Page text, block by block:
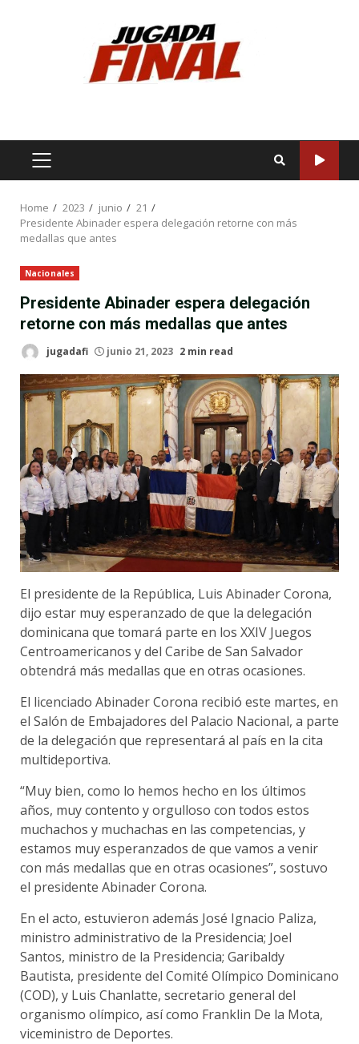
PRIMARY
Home 2023 junio
21
Presidente Abinader espera delegación retorne con más
medallas que antes
Nacionales
Presidente Abinader espera delegación
retorne con más medallas que antes
jugadafi junio 21, 2023 2 min read
El presidente de la República, Luis Abinader Corona,
dijo estar muy esperanzado de que la delegación
dominicana que tomará parte en los XXIV Juegos
Centroamericanos y del Caribe de San Salvador
obtendrá más medallas que en otras ocasiones.
El licenciado Abinader Corona recibió este martes, en
el Salón de Embajadores del Palacio Nacional, a parte
de la delegación que representará al país en la cita
multideportiva.
“Muy bien, como lo hemos hecho en los últimos
años, muy contento y orgulloso con todos estos
muchachos y muchachas en las competencias, y
estamos muy esperanzados de que vamos a venir
con más medallas que en otras ocasiones”, sostuvo
el presidente Abinader Corona.
En el acto, estuvieron además José Ignacio Paliza,
ministro administrativo de la Presidencia; Joel
Santos, ministro de la Presidencia; Garibaldy
Bautista, presidente del Comité Olímpico Dominicano
(COD), y Luis Chanlatte, secretario general del
organismo olímpico, así como Franklin De la Mota,
viceministro de Deportes.